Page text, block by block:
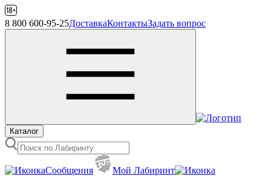
8 800 600-95-25ДоставкаКонтактыЗадать вопрос
Каталог
Сообщения Mой Лабиринт